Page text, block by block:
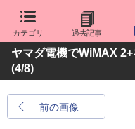
カテゴリ 過去記事
ヤマダ電機でWiMAX
(4/8)
前の画像